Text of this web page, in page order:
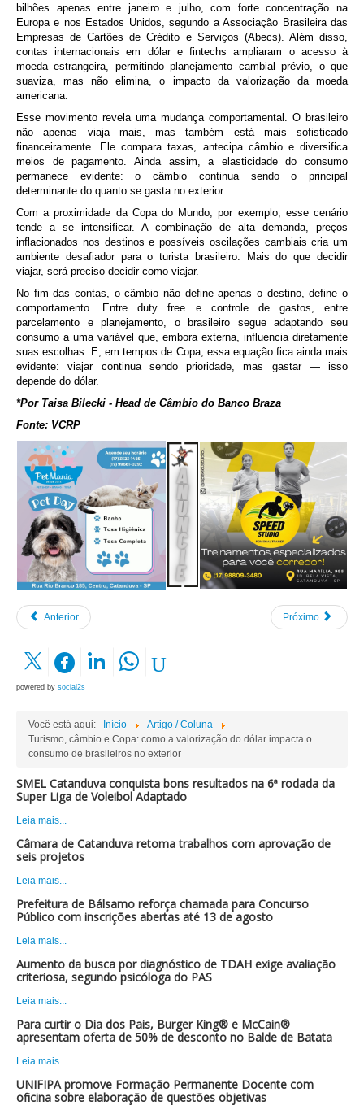
bilhões apenas entre janeiro e julho, com forte concentração na
Europa e nos Estados Unidos, segundo a Associação Brasileira das
Empresas de Cartões de Crédito e Serviços (Abecs). Além disso,
contas internacionais em dólar e fintechs ampliaram o acesso à
moeda estrangeira, permitindo planejamento cambial prévio, o que
suaviza, mas não elimina, o impacto da valorização da moeda
americana.
Esse movimento revela uma mudança comportamental. O brasileiro
não apenas viaja mais, mas também está mais sofisticado
financeiramente. Ele compara taxas, antecipa câmbio e diversifica
meios de pagamento. Ainda assim, a elasticidade do consumo
permanece evidente: o câmbio continua sendo o principal
determinante do quanto se gasta no exterior.
Com a proximidade da Copa do Mundo, por exemplo, esse cenário
tende a se intensificar. A combinação de alta demanda, preços
inflacionados nos destinos e possíveis oscilações cambiais cria um
ambiente desafiador para o turista brasileiro. Mais do que decidir
viajar, será preciso decidir como viajar.
No fim das contas, o câmbio não define apenas o destino, define o
comportamento. Entre duty free e controle de gastos, entre
parcelamento e planejamento, o brasileiro segue adaptando seu
consumo a uma variável que, embora externa, influencia diretamente
suas escolhas. E, em tempos de Copa, essa equação fica ainda mais
evidente: viajar continua sendo prioridade, mas gastar — isso
depende do dólar.
*Por Taisa Bilecki - Head de Câmbio do Banco Braza
Fonte: VCRP
Anterior Próximo
powered by social2s
Você está aqui: Início
Artigo / Coluna
Turismo, câmbio e Copa: como a valorização do dólar impacta o
consumo de brasileiros no exterior
SMEL Catanduva conquista bons resultados na 6ª rodada da
Super Liga de Voleibol Adaptado
Leia mais...
Câmara de Catanduva retoma trabalhos com aprovação de
seis projetos
Leia mais...
Prefeitura de Bálsamo reforça chamada para Concurso
Público com inscrições abertas até 13 de agosto
Leia mais...
Aumento da busca por diagnóstico de TDAH exige avaliação
criteriosa, segundo psicóloga do PAS
Leia mais...
Para curtir o Dia dos Pais, Burger King® e McCain®
apresentam oferta de 50% de desconto no Balde de Batata
Leia mais...
UNIFIPA promove Formação Permanente Docente com
oficina sobre elaboração de questões objetivas